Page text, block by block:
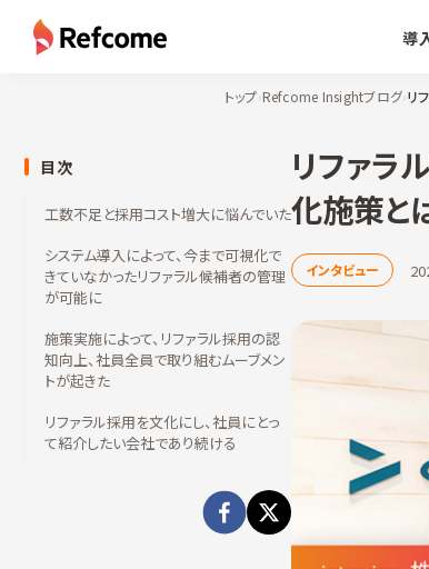
導
トップ›Refcome Insightブログ›リ
目次
工数不足と採用コスト増大に悩んでいた
システム導入によって、今まで可視化で
きていなかったリファラル候補者の管理
が可能に
施策実施によって、リファラル採用の認
知向上、社員全員で取り組むムーブメン
トが起きた
リファラル採用を文化にし、社員にとっ
て紹介したい会社であり続ける
リファラ
化施策
インタビュー